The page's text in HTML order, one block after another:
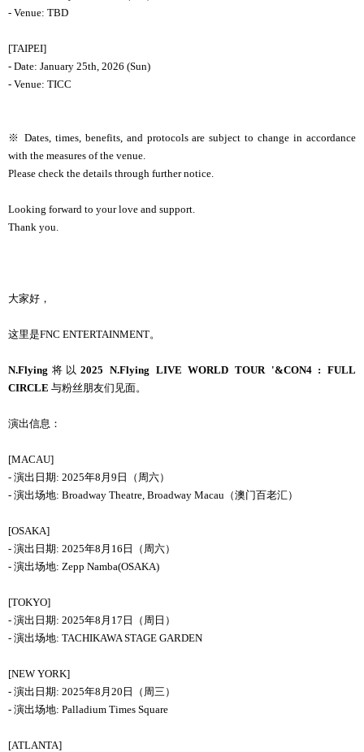
- Venue: TBD
[TAIPEI]
- Date: January 25th, 2026 (Sun)
- Venue: TICC
※ Dates, times, benefits, and protocols are subject to change in accordance
with the measures of the venue.
Please check the details through further notice.
Looking forward to your love and support.
Thank you.
大家好，
这里是FNC ENTERTAINMENT。
N.Flying 将 以2025 N.Flying LIVE WORLD TOUR '&CON4 : FULL
CIRCLE 与粉丝 朋友们见面。
演出信息：
[MACAU]
- 演出日期: 2025年8月9日（ 周六）
- 演出场地: Broadway Theatre, Broadway Macau （澳门百老汇 ）
[OSAKA]
- 演出日期: 2025年8 月 16 日（ 周六）
- 演出场地: Zepp Namba(OSAKA)
[TOKYO]
- 演出日期: 2025年8 月 17 日（ 周 日）
- 演出场地: TACHIKAWA STAGE GARDEN
[NEW YORK]
- 演出日期: 2025年8 月 20 日（ 周 三）
- 演出场地: Palladium Times Square
[ATLANTA]